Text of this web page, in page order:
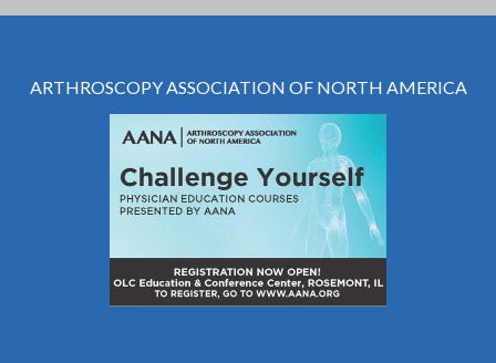
ARTHROSCOPY ASSOCIATION OF NORTH AMERICA